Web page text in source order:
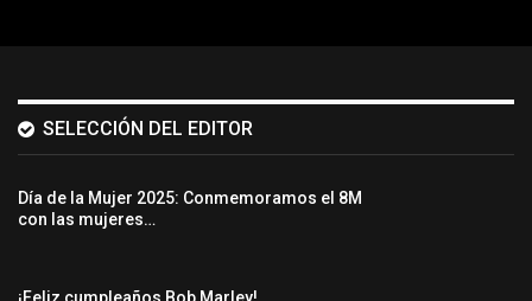
SELECCIÓN DEL EDITOR
Día de la Mujer 2025: Conmemoramos el 8M
con las mujeres…
¡Feliz cumpleaños Bob Marley!